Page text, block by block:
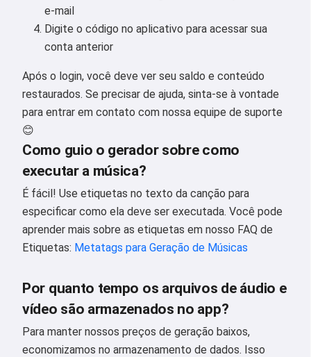
e-mail
Digite o código no aplicativo para acessar sua
conta anterior
Após o login, você deve ver seu saldo e conteúdo
restaurados. Se precisar de ajuda, sinta-se à vontade
para entrar em contato com nossa equipe de suporte
😊
Como guio o gerador sobre como
executar a música?
É fácil! Use etiquetas no texto da canção para
especificar como ela deve ser executada. Você pode
aprender mais sobre as etiquetas em nosso FAQ de
Etiquetas: Metatags para Geração de Músicas
Por quanto tempo os arquivos de áudio e
vídeo são armazenados no app?
Para manter nossos preços de geração baixos,
economizamos no armazenamento de dados. Isso